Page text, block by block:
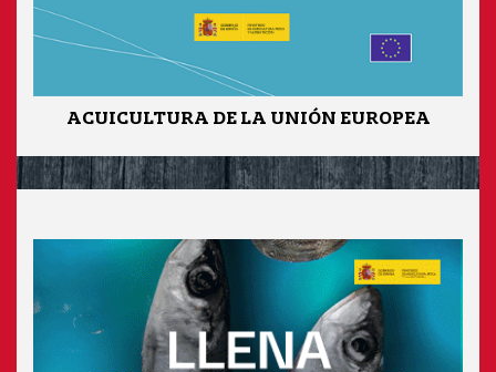
ACUICULTURA DE LA UNIÓN EUROPEA